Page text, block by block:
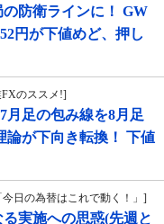
防衛ラインに！ GW
円が下値めど、押し
のススメ!]
月足の包み線を8月足
論が下向き転換！ 下値
日の為替はこれで動く！」]
実施への思惑(先週と